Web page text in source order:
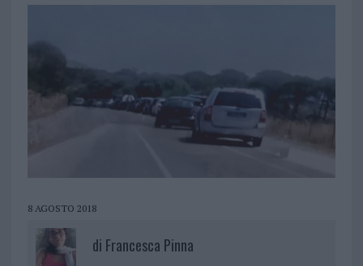
8 AGOSTO 2018
di Francesca Pinna